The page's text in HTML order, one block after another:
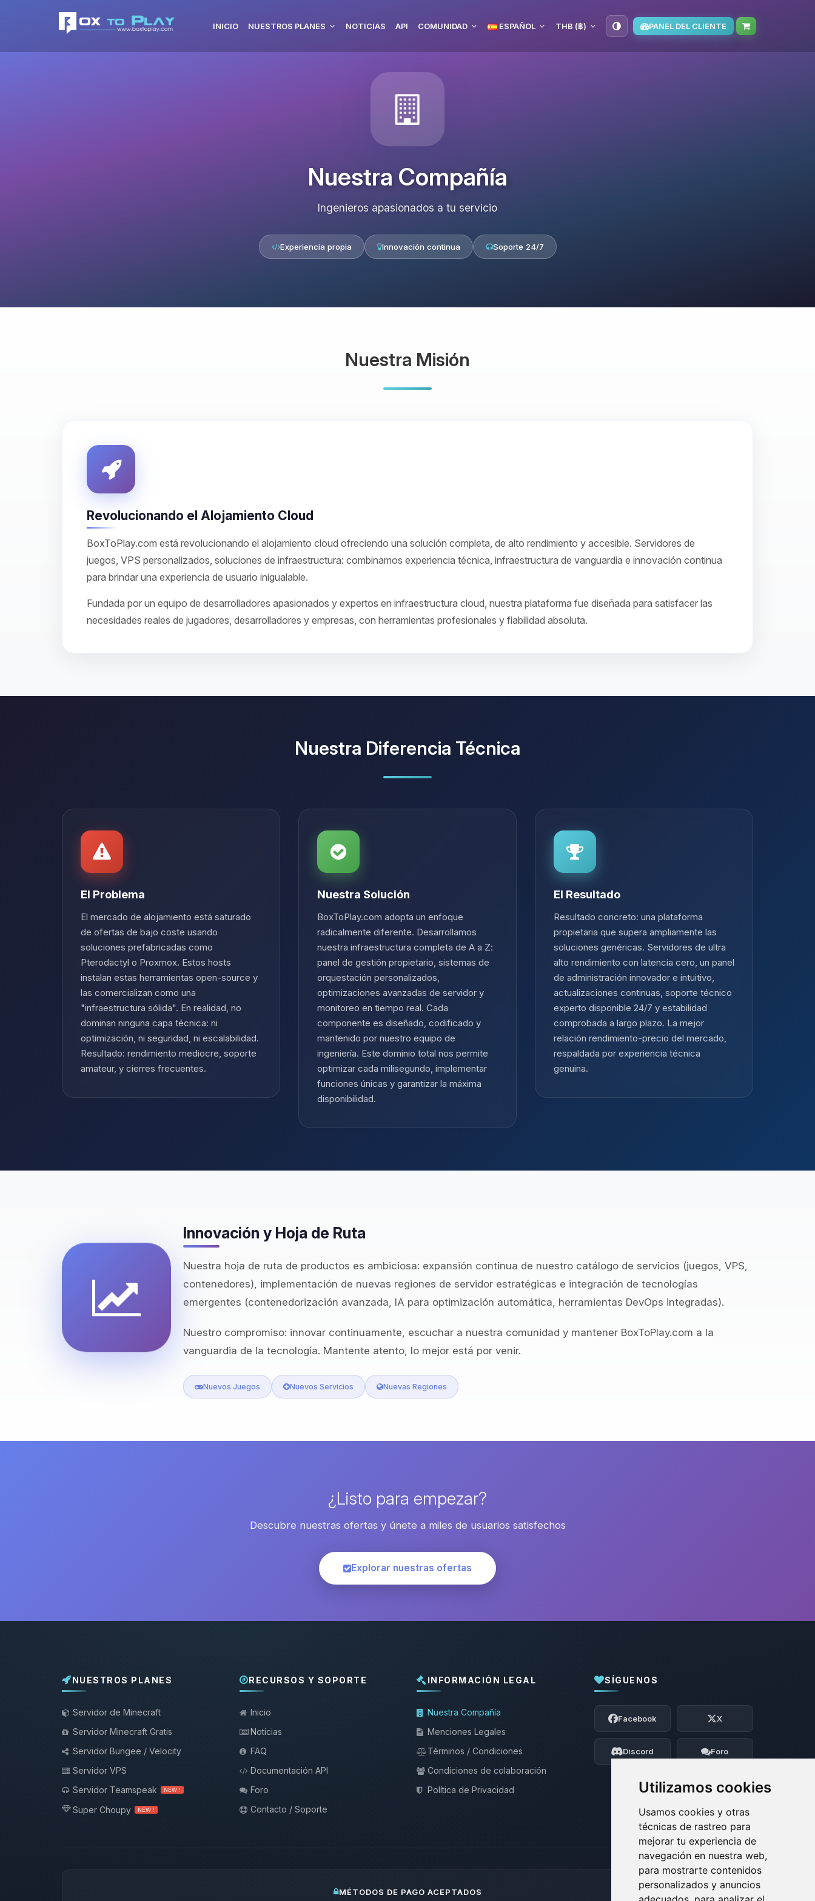
Utilizamos cookies
Usamos cookies y otras
técnicas de rastreo para
mejorar tu experiencia de
navegación en nuestra web,
para mostrarte contenidos
personalizados y anuncios
INICIO NUESTROS PLANES NOTICIAS API COMUNIDAD ESPAÑOL THB (฿) PANEL DEL CLIENTE
Nuestra Compañía
Ingenieros apasionados a tu servicio
Experiencia propia Innovación continua Soporte 24/7
Nuestra Misión
Revolucionando el Alojamiento Cloud
BoxToPlay.com está revolucionando el alojamiento cloud ofreciendo una solución completa, de alto rendimiento y accesible. Servidores de
juegos, VPS personalizados, soluciones de infraestructura: combinamos experiencia técnica, infraestructura de vanguardia e innovación continua
para brindar una experiencia de usuario inigualable.
Fundada por un equipo de desarrolladores apasionados y expertos en infraestructura cloud, nuestra plataforma fue diseñada para satisfacer las
necesidades reales de jugadores, desarrolladores y empresas, con herramientas profesionales y fiabilidad absoluta.
Nuestra Diferencia Técnica
El Problema
El mercado de alojamiento está saturado
de ofertas de bajo coste usando
soluciones prefabricadas como
Pterodactyl o Proxmox. Estos hosts
instalan estas herramientas open-source y
las comercializan como una
"infraestructura sólida". En realidad, no
dominan ninguna capa técnica: ni
optimización, ni seguridad, ni escalabilidad.
Resultado: rendimiento mediocre, soporte
amateur, y cierres frecuentes.
Nuestra Solución
BoxToPlay.com adopta un enfoque
radicalmente diferente. Desarrollamos
nuestra infraestructura completa de A a Z:
panel de gestión propietario, sistemas de
orquestación personalizados,
optimizaciones avanzadas de servidor y
monitoreo en tiempo real. Cada
componente es diseñado, codificado y
mantenido por nuestro equipo de
ingeniería. Este dominio total nos permite
optimizar cada milisegundo, implementar
funciones únicas y garantizar la máxima
disponibilidad.
El Resultado
Resultado concreto: una plataforma
propietaria que supera ampliamente las
soluciones genéricas. Servidores de ultra
alto rendimiento con latencia cero, un panel
de administración innovador e intuitivo,
actualizaciones continuas, soporte técnico
experto disponible 24/7 y estabilidad
comprobada a largo plazo. La mejor
relación rendimiento-precio del mercado,
respaldada por experiencia técnica
genuina.
Innovación y Hoja de Ruta
Nuestra hoja de ruta de productos es ambiciosa: expansión continua de nuestro catálogo de servicios (juegos, VPS,
contenedores), implementación de nuevas regiones de servidor estratégicas e integración de tecnologías
emergentes (contenedorización avanzada, IA para optimización automática, herramientas DevOps integradas).
Nuestro compromiso: innovar continuamente, escuchar a nuestra comunidad y mantener BoxToPlay.com a la
vanguardia de la tecnología. Mantente atento, lo mejor está por venir.
Nuevos Juegos Nuevos Servicios Nuevas Regiones
¿Listo para empezar?
Descubre nuestras ofertas y únete a miles de usuarios satisfechos
Explorar nuestras ofertas
NUESTROS PLANES
Servidor de Minecraft
Servidor Minecraft Gratis
Servidor Bungee / Velocity
Servidor VPS
Servidor Teamspeak
NEW !
Super Choupy NEW !
RECURSOS Y SOPORTE
Inicio
Noticias
FAQ
Documentación API
Foro
Contacto / Soporte
INFORMACIÓN LEGAL
Nuestra Compañía
Menciones Legales
Términos / Condiciones
Condiciones de colaboración
Política de Privacidad
SÍGUENOS
Facebook X
Discord Foro
MÉTODOS DE PAGO ACEPTADOS
Yupi, por fin alguien con quien hablar!
Soy Choupy, tu pequeno asistente de
BoxToPlay. Cuentame que necesitas y
moveré mis pequenos circuitos para
ayudarte.
06/08/2026 15:01